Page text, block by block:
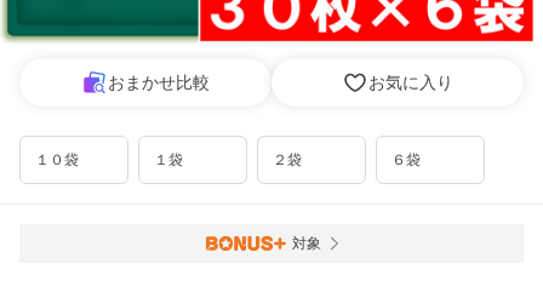
おまかせ比較 お気に入り
１０袋 １袋 ２袋 ６袋
対象